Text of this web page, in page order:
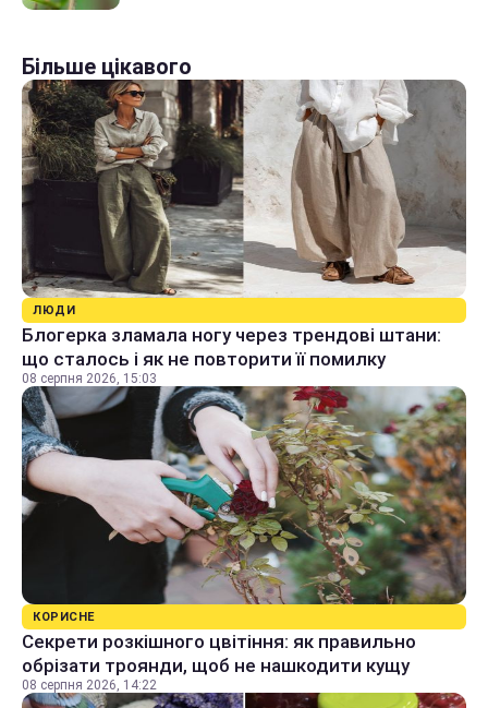
Більше цікавого
ЛЮДИ
Блогерка зламала ногу через трендові штани:
що сталось і як не повторити її помилку
08 серпня 2026, 15:03
КОРИСНЕ
Секрети розкішного цвітіння: як правильно
обрізати троянди, щоб не нашкодити кущу
08 серпня 2026, 14:22